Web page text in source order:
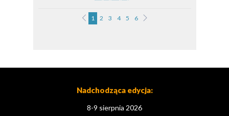
1 2 3 4 5 6
Nadchodząca edycja:
8-9 sierpnia 2026